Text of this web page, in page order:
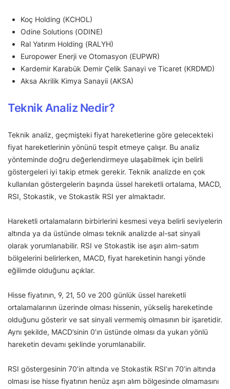
Koç Holding (KCHOL)
Odine Solutions (ODINE)
Ral Yatırım Holding (RALYH)
Europower Enerji ve Otomasyon (EUPWR)
Kardemir Karabük Demir Çelik Sanayi ve Ticaret (KRDMD)
Aksa Akrilik Kimya Sanayii (AKSA)
Teknik Analiz Nedir?
Teknik analiz, geçmişteki fiyat hareketlerine göre gelecekteki
fiyat hareketlerinin yönünü tespit etmeye çalışır. Bu analiz
yönteminde doğru değerlendirmeye ulaşabilmek için belirli
göstergeleri iyi takip etmek gerekir. Teknik analizde en çok
kullanılan göstergelerin başında üssel hareketli ortalama, MACD,
RSI, Stokastik, ve Stokastik RSI yer almaktadır.
Hareketli ortalamaların birbirlerini kesmesi veya belirli seviyelerin
altında ya da üstünde olması teknik analizde al-sat sinyali
olarak yorumlanabilir. RSI ve Stokastik ise aşırı alım-satım
bölgelerini belirlerken, MACD, fiyat hareketinin hangi yönde
eğilimde olduğunu açıklar.
Hisse fiyatının, 9, 21, 50 ve 200 günlük üssel hareketli
ortalamalarının üzerinde olması hissenin, yükseliş hareketinde
olduğunu gösterir ve sat sinyali vermemiş olmasının bir işaretidir.
Aynı şekilde, MACD’sinin 0’ın üstünde olması da yukarı yönlü
hareketin devamı şeklinde yorumlanabilir.
RSI göstergesinin 70’in altında ve Stokastik RSI’ın 70’in altında
olması ise hisse fiyatının henüz aşırı alım bölgesinde olmamasını